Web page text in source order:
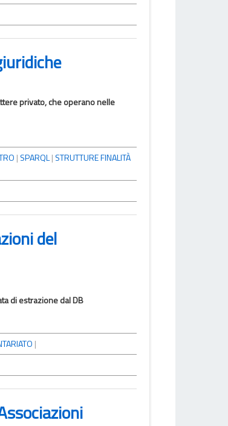
privato, che operano nelle
| SPARQL | STRUTTURE FINALITÀ
del
di estrazione dal DB
|